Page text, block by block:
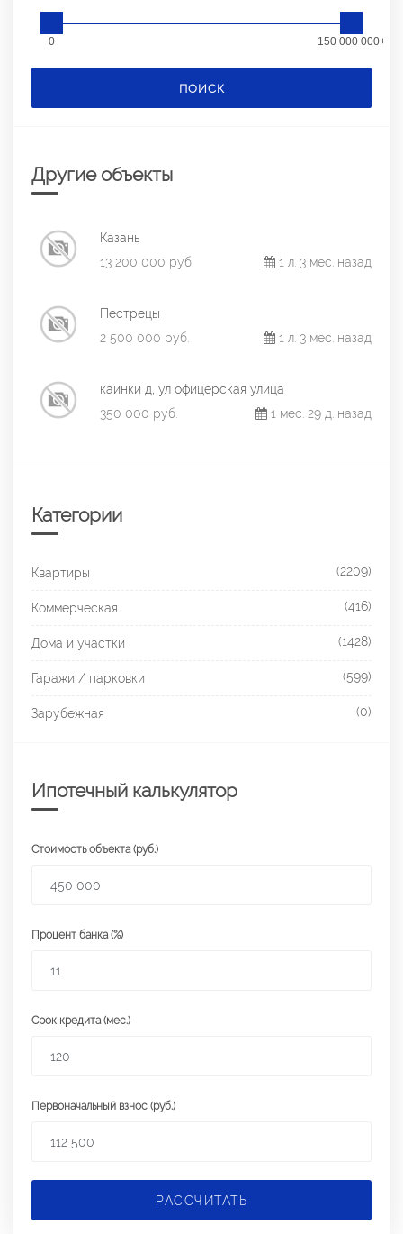
0 150 000 000+
ПОИСК
Другие объекты
Казань
13 200 000 руб.
1 л. 3 мес. назад
Пестрецы
2 500 000 руб.
1 л. 3 мес. назад
каинки д, ул офицерская улица
350 000 руб.
1 мес. 29 д. назад
Категории
Квартиры (2209)
Коммерческая (416)
Дома и участки (1428)
Гаражи / парковки (599)
Зарубежная (0)
Ипотечный калькулятор
Стоимость объекта (руб.)
Процент банка (%)
Срок кредита (мес.)
Первоначальный взнос (руб.)
РАССЧИТАТЬ